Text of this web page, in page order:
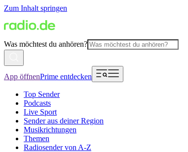
Zum Inhalt springen
Was möchtest du anhören?
App öffnenPrime entdecken
Top Sender
Podcasts
Live Sport
Sender aus deiner Region
Musikrichtungen
Themen
Radiosender von A-Z